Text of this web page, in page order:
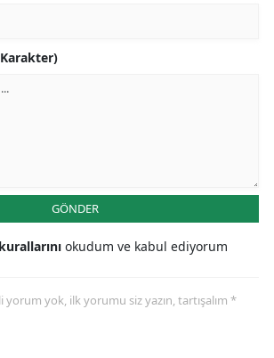
GÖNDER
okudum ve kabul ediyorum
yorum yok, ilk yorumu siz yazın, tartışalım *